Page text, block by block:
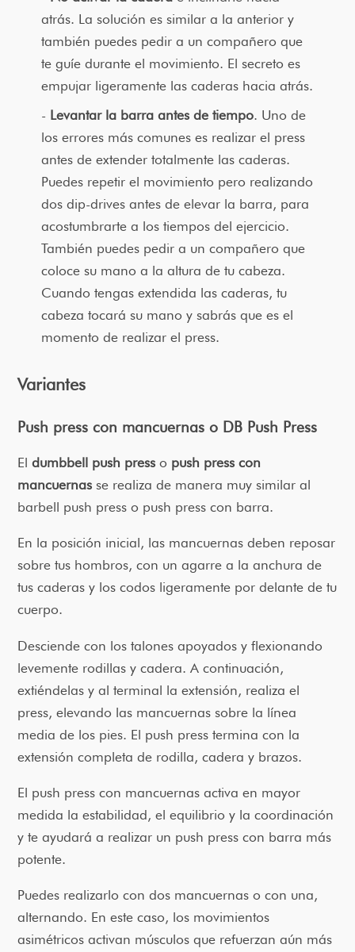
atrás. La solución es similar a la anterior y
también puedes pedir a un compañero que
te guíe durante el movimiento. El secreto es
empujar ligeramente las caderas hacia atrás.
Levantar la barra antes de tiempo. Uno de
los errores más comunes es realizar el press
antes de extender totalmente las caderas.
Puedes repetir el movimiento pero realizando
dos dip-drives antes de elevar la barra, para
acostumbrarte a los tiempos del ejercicio.
También puedes pedir a un compañero que
coloce su mano a la altura de tu cabeza.
Cuando tengas extendida las caderas, tu
cabeza tocará su mano y sabrás que es el
momento de realizar el press.
Variantes
Push press con mancuernas o DB Push Press
El dumbbell push presso push press con
mancuernasse realiza de manera muy similar al
barbell push press o push press con barra.
En la posición inicial, las mancuernas deben reposar
sobre tus hombros, con un agarre a la anchura de
tus caderas y los codos ligeramente por delante de tu
cuerpo.
Desciende con los talones apoyados y flexionando
levemente rodillas y cadera. A continuación,
extiéndelas y al terminal la extensión, realiza el
press, elevando las mancuernas sobre la línea
media de los pies. El push press termina con la
extensión completa de rodilla, cadera y brazos.
El push press con mancuernas activa en mayor
medida la estabilidad, el equilibrio y la coordinación
y te ayudará a realizar un push press con barra más
potente.
Puedes realizarlo con dos mancuernas o con una,
alternando. En este caso, los movimientos
asimétricos activan músculos que refuerzan aún más